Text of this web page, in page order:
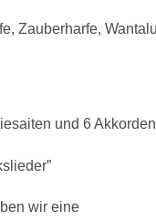
Zauberharfe,
und 6 Akkorden
wir eine